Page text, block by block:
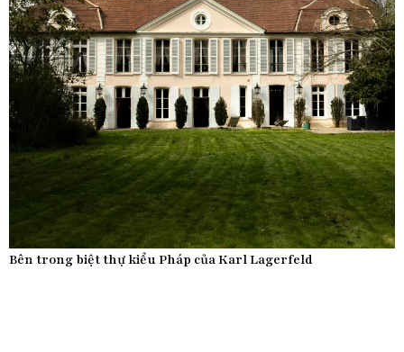
Bên trong biệt thự kiểu Pháp của Karl Lagerfeld